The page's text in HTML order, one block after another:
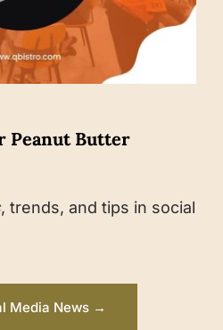
, trends, and tips in social
Media News →
Peanut Butter